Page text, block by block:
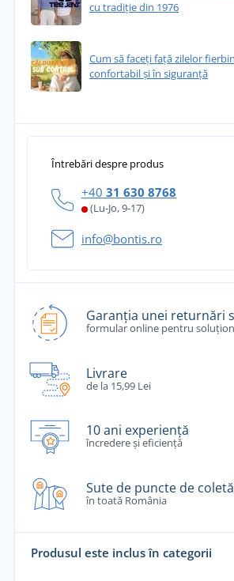
cu tradiție din 1976
Cum să faceți față zilelor
confortabil și în siguranță
Întrebări despre produs
+40 31 630 8768
(Lu-Jo, 9-17)
info@bontis.ro
Garanția unei returnări
formular online pentru
Livrare
de la 15,99 Lei
10 ani experiență
încredere și eficiență
Sute de puncte de
în toată România
Produsul este inclus în categorii